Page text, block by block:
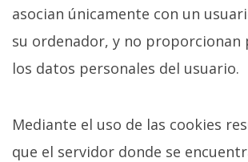
asocian únicamente con un
su ordenador, y no proporcionan
los datos personales del usuario.
Mediante el uso de las cookies
que el servidor donde se